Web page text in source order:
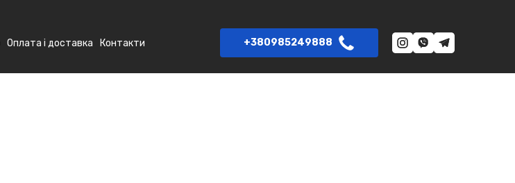
Оплата і доставка Контакти +380985249888